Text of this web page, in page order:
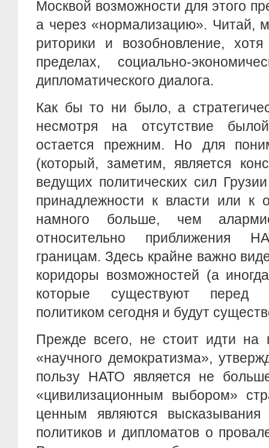
Москвой возможности для этого
а через «нормализацию». Читай,
риторики и возобновление,
пределах, социально-
дипломатического диалога.
Как бы то ни было, а
несмотря на отсутствие былой
остается прежним. Но для
(который, заметим, является
ведущих политических сил
принадлежности к власти или к
намного больше, чем
относительно приближения
границам. Здесь крайне важно
коридоры возможностей (а
которые существуют перед
политиком сегодня и будут
Прежде всего, не стоит идти на
«научного демократизма»,
пользу НАТО является не
«цивилизационным выбором»
ценным являются высказывания
политиков и дипломатов о